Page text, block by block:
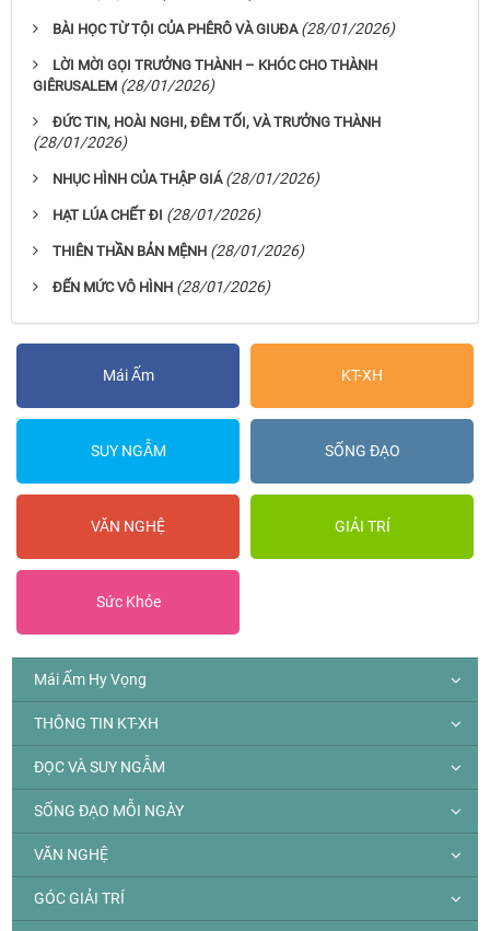
BÀI HỌC TỪ TỘI CỦA PHÊRÔ VÀ GIUĐA (28/01/2026)
LỜI MỜI GỌI TRƯỞNG THÀNH – KHÓC CHO THÀNH
GIÊRUSALEM (28/01/2026)
ĐỨC TIN, HOÀI NGHI, ĐÊM TỐI, VÀ TRƯỞNG THÀNH
(28/01/2026)
NHỤC HÌNH CỦA THẬP GIÁ (28/01/2026)
HẠT LÚA CHẾT ĐI (28/01/2026)
THIÊN THẦN BẢN MỆNH (28/01/2026)
ĐẾN MỨC VÔ HÌNH (28/01/2026)
Mái Ấm KT-XH
SUY NGẪM SỐNG ĐẠO
VĂN NGHỆ GIẢI TRÍ
Sức Khỏe
Mái Ấm Hy Vọng
THÔNG TIN KT-XH
ĐỌC VÀ SUY NGẪM
SỐNG ĐẠO MỖI NGÀY
VĂN NGHỆ
GÓC GIẢI TRÍ